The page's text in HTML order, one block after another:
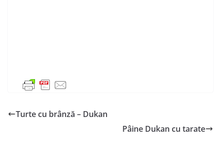
Turte cu brânză – Dukan
Pâine Dukan cu tarate